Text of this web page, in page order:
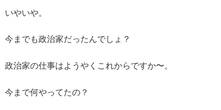
いやいや。
今までも政治家だったんでしょ？
政治家の仕事はようやくこれからですか〜。
今まで何やってたの？